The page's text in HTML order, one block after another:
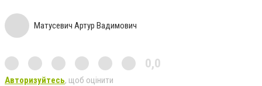
Матусевич Артур Вадимович
0,0
Авторизуйтесь, щоб оцінити